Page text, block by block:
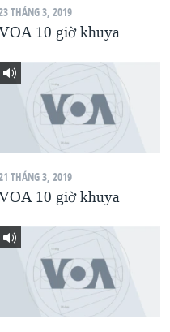
THÁNG 3, 2019
10 giờ khuya
THÁNG 3, 2019
10 giờ khuya